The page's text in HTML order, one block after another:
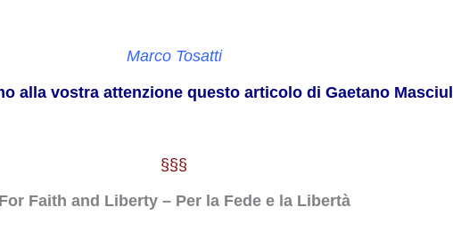
Marco Tosatti
alla vostra attenzione questo articolo di Gaetano
§§§
For Faith and Liberty – Per la Fede e la Libertà